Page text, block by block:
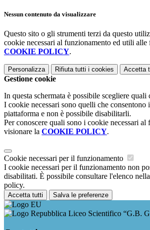
Nessun contenuto da visualizzare
Questo sito o gli strumenti terzi da questo
cookie necessari al funzionamento ed utili
COOKIE POLICY.
Personalizza Rifiuta tutti i cookies Accetta
Gestione cookie
In questa schermata è possibile scegliere quali
I cookie necessari sono quelli che
piattaforma e non è possibile disabilitarli.
Per conoscere quali sono i cookie necessari al
visionare la COOKIE POLICY.
Cookie necessari per il funzionamento
I cookie necessari per il funzionamento non
disabilitati. È possibile consultare l'elenco
policy.
Accetta tutti Salva le preferenze
Liceo Scientifico “G.B.